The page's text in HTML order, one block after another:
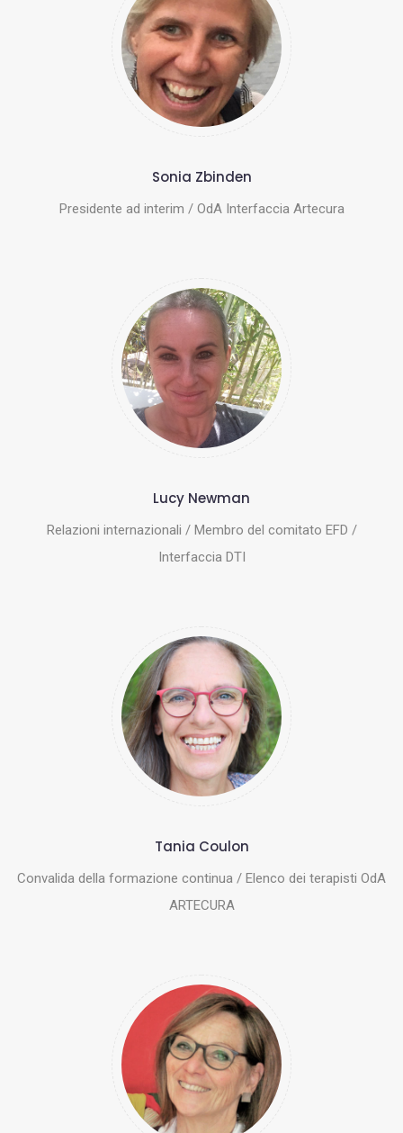
Sonia Zbinden
Presidente ad interim / OdA Interfaccia Artecura
Lucy Newman
Relazioni internazionali / Membro del comitato EFD /
Interfaccia DTI
Tania Coulon
Convalida della formazione continua / Elenco dei terapisti OdA
ARTECURA